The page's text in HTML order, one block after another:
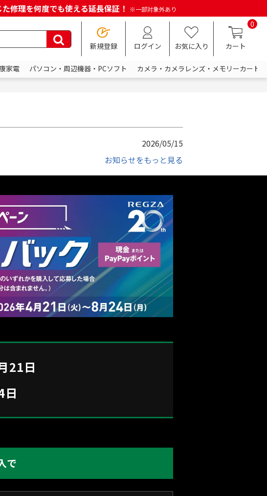
修理を何度でも使える延長保証！ ※一部対象外あり
新規登録 ログイン お気に入り
0
カート
家電 パソコン・周辺機器・PCソフト
カメラ・カメラレンズ・メモリーカード
2026/05/15
お知らせをもっと見る
21日
日
で